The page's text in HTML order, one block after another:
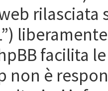
rilasciata
facilita
non è